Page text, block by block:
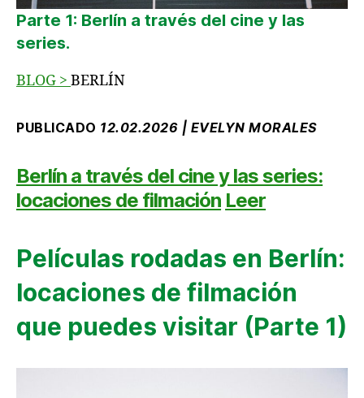
Parte 1: Berlín a través del cine y las
series.
BLOG > BERLÍN
PUBLICADO 12.02.2026 | EVELYN MORALES
Berlín a través del cine y las series:
locaciones de filmación Leer
Películas rodadas en Berlín:
locaciones de filmación
que puedes visitar (Parte 1)